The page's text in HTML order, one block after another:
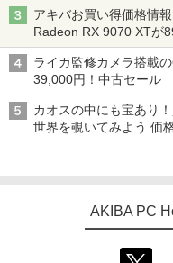
アキバお買い得価格情
Radeon RX 9070 XTが
型モニターが9,801円、
ライカ監修カメラ搭載
39,000円！中古セール
カオスの中にも宝あり
世界を覗いてみよう 価
AKIBA PC